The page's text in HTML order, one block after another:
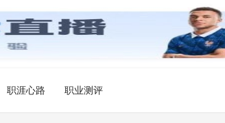
职涯心路 职业测评